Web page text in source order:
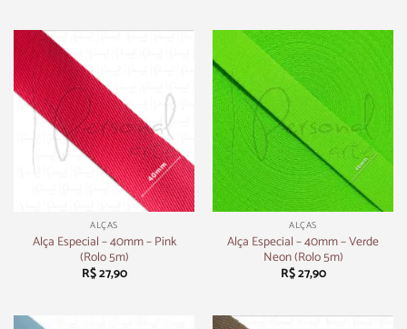
ALÇAS
Alça Especial – 40mm – Pink
(Rolo 5m)
R$27,90
ALÇAS
Alça Especial – 40mm – Verde
Neon (Rolo 5m)
R$27,90